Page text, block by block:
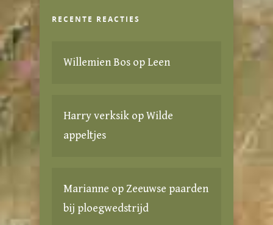
RECENTE REACTIES
Willemien Bos opLeen
Harry verksik opWilde
appeltjes
Marianne opZeeuwse paarden
bij ploegwedstrijd